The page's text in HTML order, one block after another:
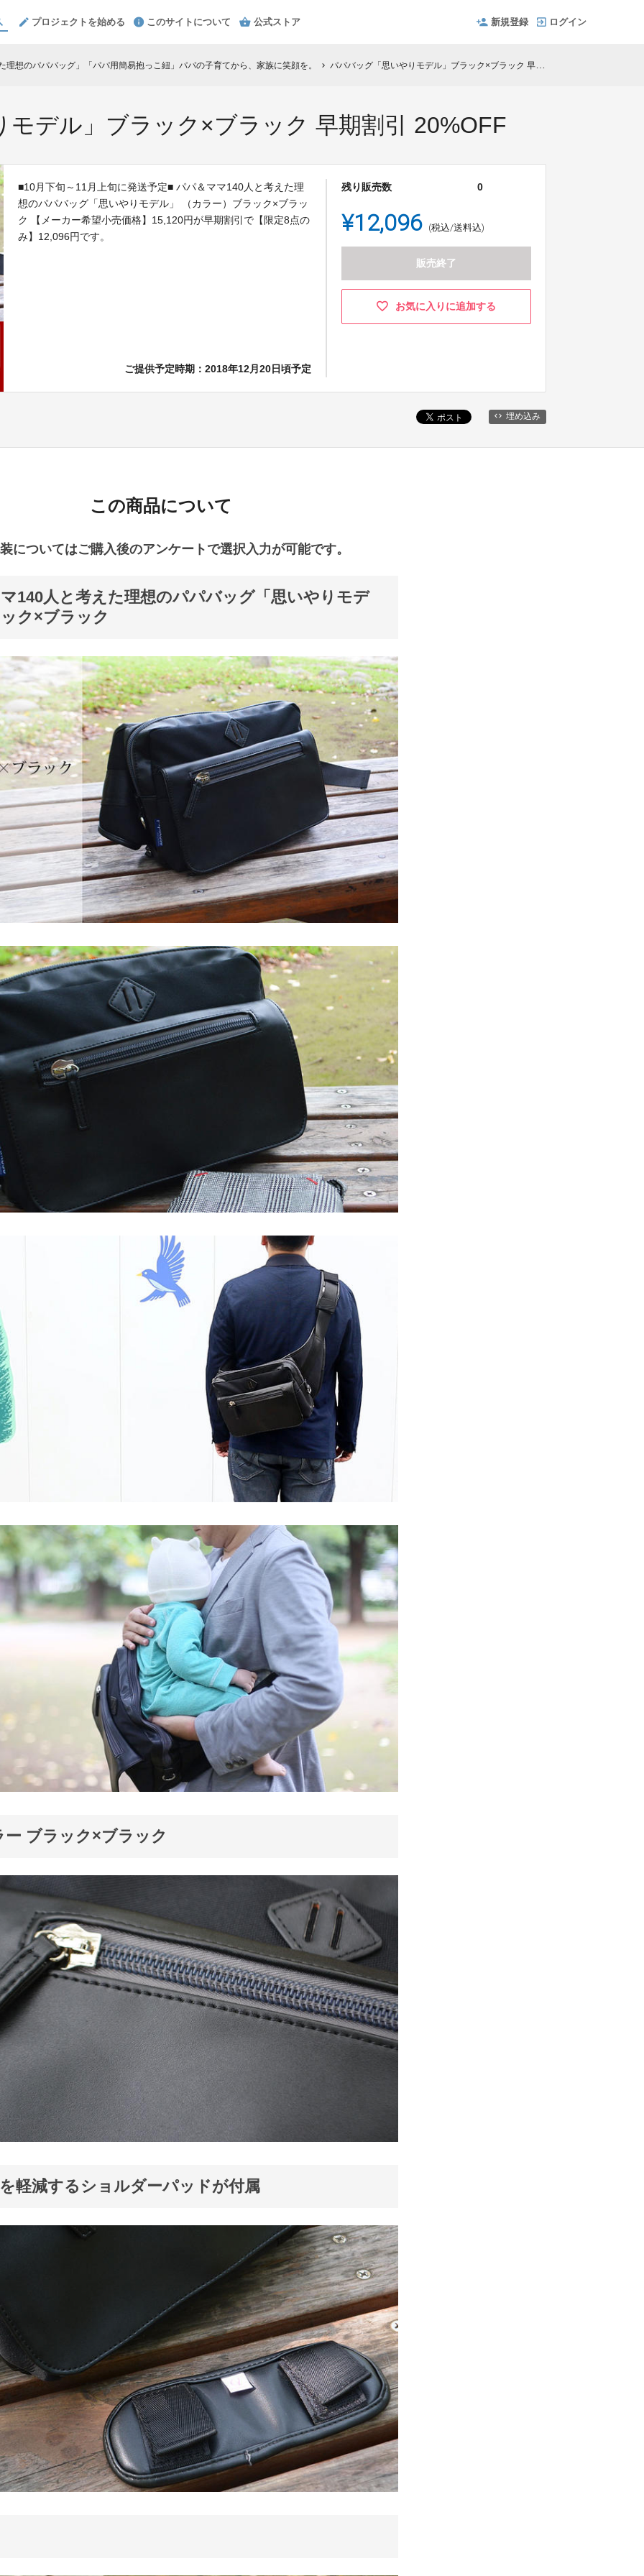
プロジェクトを始める このサイトについて 公式ストア 新規登録 ログイン
理想のパパバッグ」「パパ用簡易抱っこ紐」パパの子育てから、家族に笑顔を。 chevron_right パパバッグ「思いやりモデル」ブラック×ブラック 早期割引 20%OFF
モデル」ブラック×ブラック 早期割引 20%OFF
■10月下旬～11月上旬に発送予定■ パパ＆ママ140人と考えた理
想のパパバッグ「思いやりモデル」 （カラー）ブラック×ブラッ
ク 【メーカー希望小売価格】15,120円が早期割引で【限定8点の
み】12,096円です。
ご提供予定時期：2018年12月20日頃予定
残り販売数 0
¥12,096 (税込/送料込)
販売終了
お気に入りに追加する
埋め込み
この商品について
についてはご購入後のアンケートで選択入力が可能です。
140人と考えた理想のパパバッグ「思いやりモデ
ク×ブラック
ー ブラック×ブラック
軽減するショルダーパッドが付属